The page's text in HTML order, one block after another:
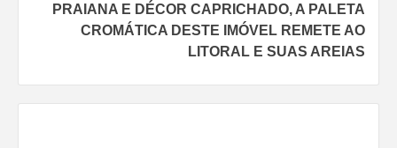
PRAIANA E DÉCOR CAPRICHADO, A PALETA
CROMÁTICA DESTE IMÓVEL REMETE AO
LITORAL E SUAS AREIAS